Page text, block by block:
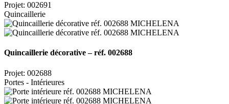
Projet: 002691
Quincaillerie
Quincaillerie décorative – réf. 002688
Projet: 002688
Portes - Intérieures